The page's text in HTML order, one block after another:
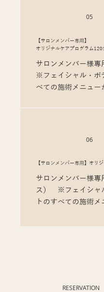
サロンメンバー様専
※フェイシャル・ボ
べての施術メニュー
【サロンメンバー専用】
オリジナルケアプログラム120
05
サロンメンバー様専
ス） ※フェイシャ
トのすべての施術メ
【サロンメンバー専用】オリ
06
RESERVATION